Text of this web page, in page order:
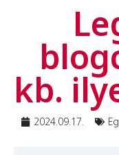
kb.
2024.09.17.